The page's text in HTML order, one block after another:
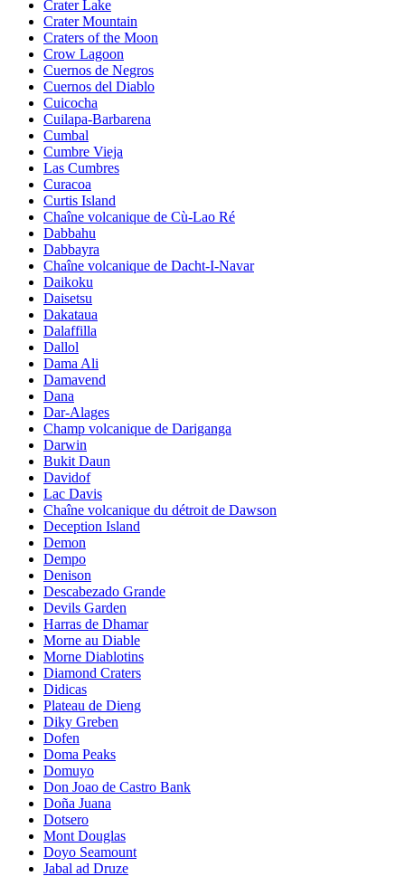
Crater Lake
Crater Mountain
Craters of the Moon
Crow Lagoon
Cuernos de Negros
Cuernos del Diablo
Cuicocha
Cuilapa-Barbarena
Cumbal
Cumbre Vieja
Las Cumbres
Curacoa
Curtis Island
Chaîne volcanique de Cù-Lao Ré
Dabbahu
Dabbayra
Chaîne volcanique de Dacht-I-Navar
Daikoku
Daisetsu
Dakataua
Dalaffilla
Dallol
Dama Ali
Damavend
Dana
Dar-Alages
Champ volcanique de Dariganga
Darwin
Bukit Daun
Davidof
Lac Davis
Chaîne volcanique du détroit de Dawson
Deception Island
Demon
Dempo
Denison
Descabezado Grande
Devils Garden
Harras de Dhamar
Morne au Diable
Morne Diablotins
Diamond Craters
Didicas
Plateau de Dieng
Diky Greben
Dofen
Doma Peaks
Domuyo
Don Joao de Castro Bank
Doña Juana
Dotsero
Mont Douglas
Doyo Seamount
Jabal ad Druze